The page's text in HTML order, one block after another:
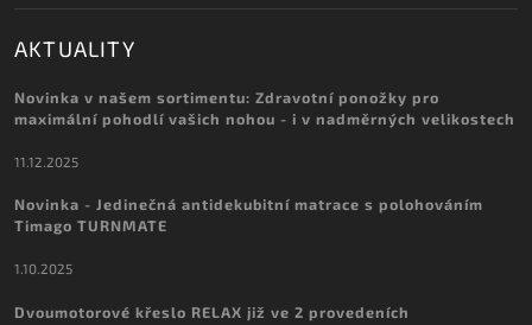
AKTUALITY
Novinka v našem sortimentu: Zdravotní ponožky pro
maximální pohodlí vašich nohou - i v nadměrných velikostech
11.12.2025
Novinka - Jedinečná antidekubitní matrace s polohováním
Timago TURNMATE
1.10.2025
Dvoumotorové křeslo RELAX již ve 2 provedeních